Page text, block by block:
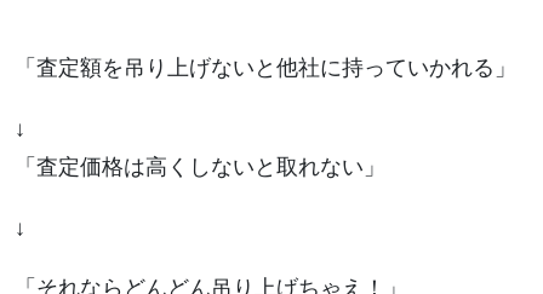
「査定額を吊り上げないと他社に持っていかれる」
↓
「査定価格は高くしないと取れない」
↓
「それならどんどん吊り上げちゃえ！」